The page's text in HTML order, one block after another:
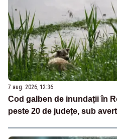
7 aug. 2026, 12:36
Cod galben de inundații în
peste 20 de județe, sub